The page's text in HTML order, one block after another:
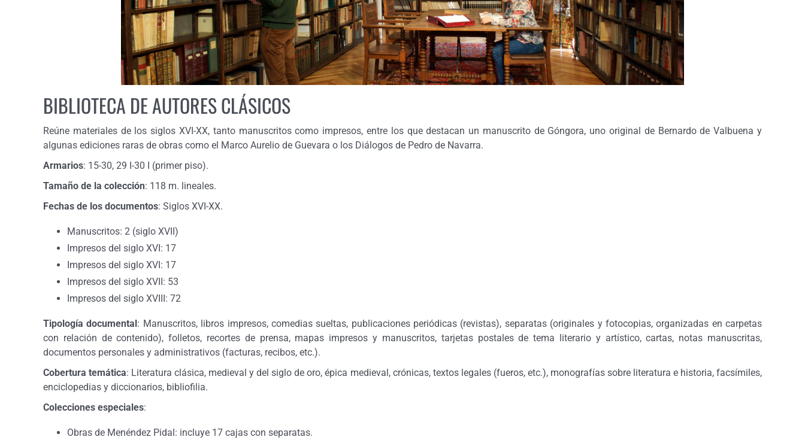
BIBLIOTECA DE AUTORES CLÁSICOS
Reúne materiales de los siglos XVI-XX, tanto manuscritos como impresos, entre los que destacan un manuscrito de Góngora, uno original de Bernardo de Valbuena y
algunas ediciones raras de obras como el Marco Aurelio de Guevara o los Diálogos de Pedro de Navarra.
Armarios: 15-30, 29 I-30 I (primer piso).
Tamaño de la colección: 118 m. lineales.
Fechas de los documentos: Siglos XVI-XX.
Manuscritos: 2 (siglo XVII)
Impresos del siglo XVI: 17
Impresos del siglo XVI: 17
Impresos del siglo XVII: 53
Impresos del siglo XVIII: 72
Tipología documental : Manuscritos, libros impresos, comedias sueltas, publicaciones periódicas (revistas), separatas (originales y fotocopias, organizadas en carpetas
con relación de contenido), folletos, recortes de prensa, mapas impresos y manuscritos, tarjetas postales de tema literario y artístico, cartas, notas manuscritas,
documentos personales y administrativos (facturas, recibos, etc.).
Cobertura temática: Literatura clásica, medieval y del siglo de oro, épica medieval, crónicas, textos legales (fueros, etc.), monografías sobre literatura e historia, facsímiles,
enciclopedias y diccionarios, bibliofilia.
Colecciones especiales:
Obras de Menéndez Pidal: incluye 17 cajas con separatas.